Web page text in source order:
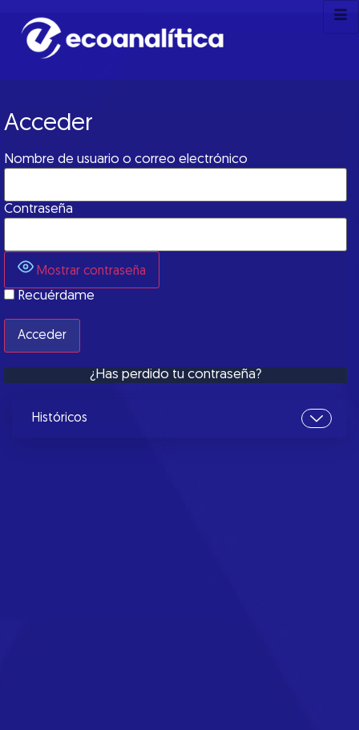
Acceder
Nombre de usuario o correo electrónico
Contraseña
Mostrar contraseña
Recuérdame
¿Has perdido tu contraseña?
Históricos